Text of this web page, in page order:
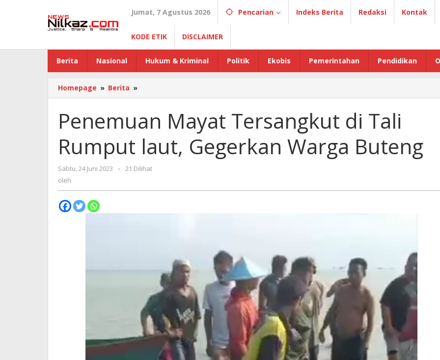
Jumat, 7 Agustus 2026 Pencarian Indeks Berita Redaksi Kontak
KODE ETIK DISCLAIMER
Berita Nasional Hukum & Kriminal Politik Ekobis Pemerintahan Pendidikan
Homepage » Berita »
Mayat
di
Tali
Rumput
laut,
Warga
Penemuan Mayat Tersangkut di Tali
Rumput laut, Gegerkan Warga Buteng
Sabtu, 24 Juni 2023 oleh
-
21 Dilihat
oleh